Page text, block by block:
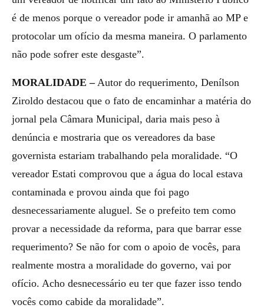
é de menos porque o vereador pode ir amanhã ao MP e
protocolar um ofício da mesma maneira. O parlamento
não pode sofrer este desgaste”.
MORALIDADE –Autor do requerimento, Denílson
Ziroldo destacou que o fato de encaminhar a matéria do
jornal pela Câmara Municipal, daria mais peso à
denúncia e mostraria que os vereadores da base
governista estariam trabalhando pela moralidade. “O
vereador Estati comprovou que a água do local estava
contaminada e provou ainda que foi pago
desnecessariamente aluguel. Se o prefeito tem como
provar a necessidade da reforma, para que barrar esse
requerimento? Se não for com o apoio de vocês, para
realmente mostra a moralidade do governo, vai por
ofício. Acho desnecessário eu ter que fazer isso tendo
vocês como cabide da moralidade”.